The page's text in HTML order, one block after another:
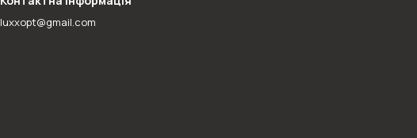
luxxopt@gmail.com